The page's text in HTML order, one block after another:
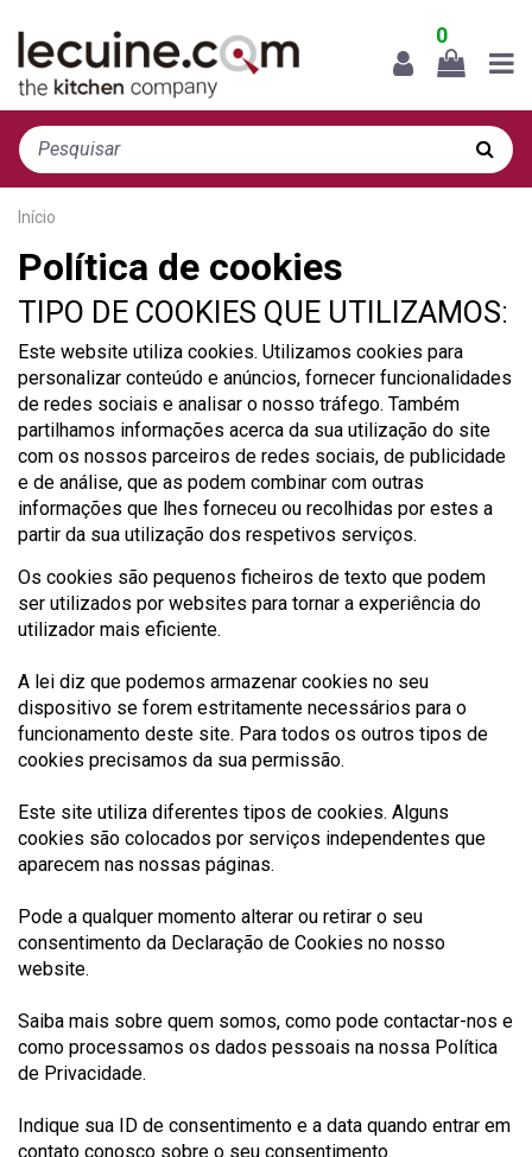
0
Início
Política de cookies
TIPO DE COOKIES QUE UTILIZAMOS:
Este website utiliza cookies. Utilizamos cookies para
personalizar conteúdo e anúncios, fornecer funcionalidades
de redes sociais e analisar o nosso tráfego. Também
partilhamos informações acerca da sua utilização do site
com os nossos parceiros de redes sociais, de publicidade
e de análise, que as podem combinar com outras
informações que lhes forneceu ou recolhidas por estes a
partir da sua utilização dos respetivos serviços.
Os cookies são pequenos ficheiros de texto que podem
ser utilizados por websites para tornar a experiência do
utilizador mais eficiente.
A lei diz que podemos armazenar cookies no seu
dispositivo se forem estritamente necessários para o
funcionamento deste site. Para todos os outros tipos de
cookies precisamos da sua permissão.
Este site utiliza diferentes tipos de cookies. Alguns
cookies são colocados por serviços independentes que
aparecem nas nossas páginas.
Pode a qualquer momento alterar ou retirar o seu
consentimento da Declaração de Cookies no nosso
website.
Saiba mais sobre quem somos, como pode contactar-nos e
como processamos os dados pessoais na nossa Política
de Privacidade.
Indique sua ID de consentimento e a data quando entrar em
contato conosco sobre o seu consentimento.